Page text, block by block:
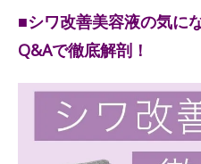
■シワ改善美容液の気に
Q&Aで徹底解剖！